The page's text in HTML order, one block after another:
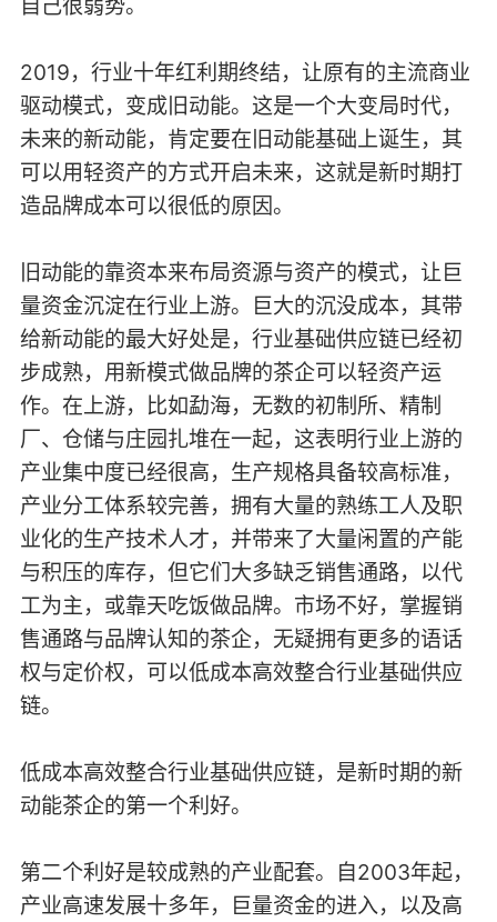
自己很弱势。
2019，行业十年红利期终结，让原有的主流商业
驱动模式，变成旧动能。这是一个大变局时代，
未来的新动能，肯定要在旧动能基础上诞生，其
可以用轻资产的方式开启未来，这就是新时期打
造品牌成本可以很低的原因。
旧动能的靠资本来布局资源与资产的模式，让巨
量资金沉淀在行业上游。巨大的沉没成本，其带
给新动能的最大好处是，行业基础供应链已经初
步成熟，用新模式做品牌的茶企可以轻资产运
作。在上游，比如勐海，无数的初制所、精制
厂、仓储与庄园扎堆在一起，这表明行业上游的
产业集中度已经很高，生产规格具备较高标准，
产业分工体系较完善，拥有大量的熟练工人及职
业化的生产技术人才，并带来了大量闲置的产能
与积压的库存，但它们大多缺乏销售通路，以代
工为主，或靠天吃饭做品牌。市场不好，掌握销
售通路与品牌认知的茶企，无疑拥有更多的语话
权与定价权，可以低成本高效整合行业基础供应
链。
低成本高效整合行业基础供应链，是新时期的新
动能茶企的第一个利好。
第二个利好是较成熟的产业配套。自2003年起，
产业高速发展十多年，巨量资金的进入，以及高